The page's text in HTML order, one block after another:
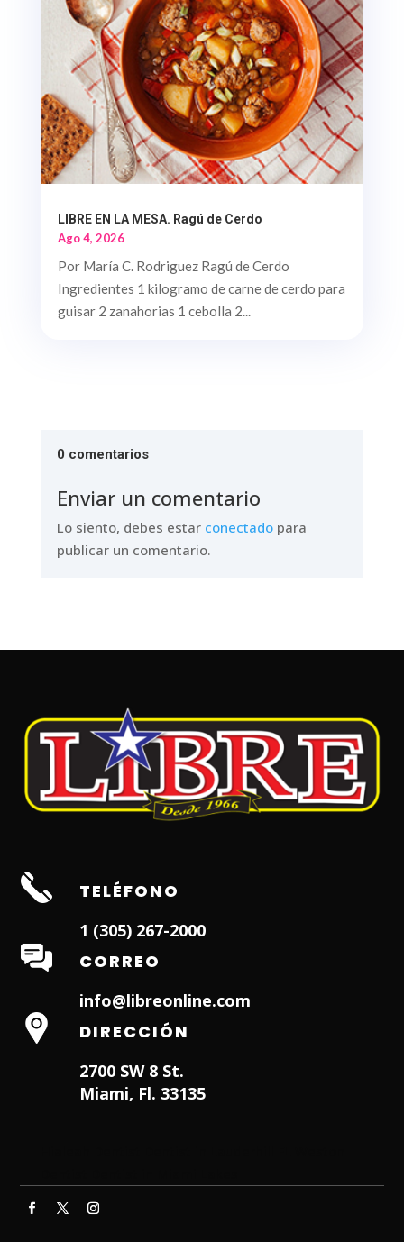
LIBRE EN LA MESA. Ragú de Cerdo
Ago 4, 2026
Por María C. Rodriguez Ragú de Cerdo
Ingredientes 1 kilogramo de carne de cerdo para
guisar 2 zanahorias 1 cebolla 2...
0 comentarios
Enviar un comentario
Lo siento, debes estar conectadopara
publicar un comentario.
TELÉFONO
1 (305) 267-2000
CORREO
info@libreonline.com
DIRECCIÓN
2700 SW 8 St.
Miami, Fl. 33135